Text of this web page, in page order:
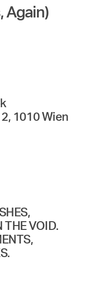
Again)
1010 Wien
THE VOID.